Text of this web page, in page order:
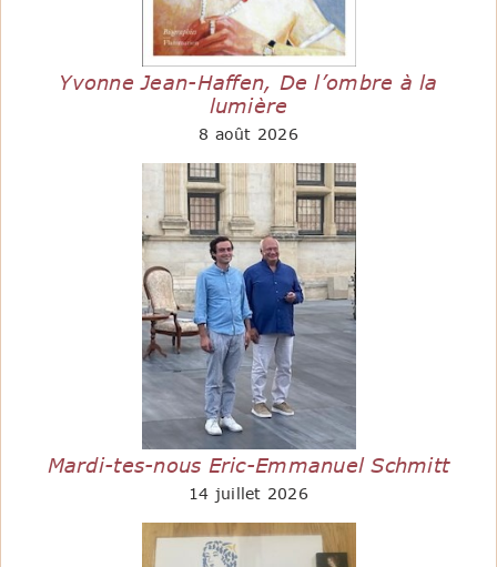
Yvonne Jean-Haffen, De l’ombre à la
lumière
8 août 2026
Mardi-tes-nous Eric-Emmanuel Schmitt
14 juillet 2026